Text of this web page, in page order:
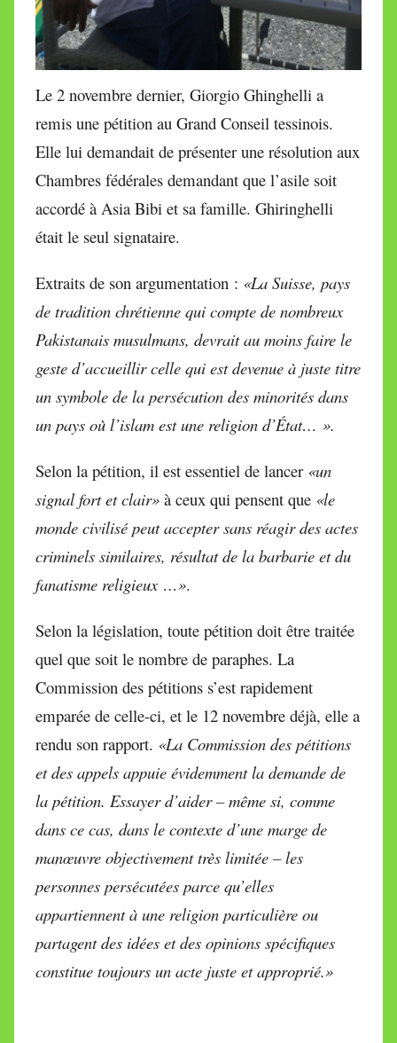
Le 2 novembre dernier, Giorgio Ghinghelli a
remis une pétition au Grand Conseil tessinois.
Elle lui demandait de présenter une résolution aux
Chambres fédérales demandant que l’asile soit
accordé à Asia Bibi et sa famille. Ghiringhelli
était le seul signataire.
Extraits de son argumentation : «La Suisse, pays
de tradition chrétienne qui compte de nombreux
Pakistanais musulmans, devrait au moins faire le
geste d’accueillir celle qui est devenue à juste titre
un symbole de la persécution des minorités dans
un pays où l’islam est une religion d’État… ».
Selon la pétition, il est essentiel de lancer «un
signal fort et clair» à ceux qui pensent que «le
monde civilisé peut accepter sans réagir des actes
criminels similaires, résultat de la barbarie et du
fanatisme religieux …».
Selon la législation, toute pétition doit être traitée
quel que soit le nombre de paraphes. La
Commission des pétitions s’est rapidement
emparée de celle-ci, et le 12 novembre déjà, elle a
rendu son rapport. «La Commission des pétitions
et des appels appuie évidemment la demande de
la pétition. Essayer d’aider – même si, comme
dans ce cas, dans le contexte d’une marge de
manœuvre objectivement très limitée – les
personnes persécutées parce qu’elles
appartiennent à une religion particulière ou
partagent des idées et des opinions spécifiques
constitue toujours un acte juste et approprié.»